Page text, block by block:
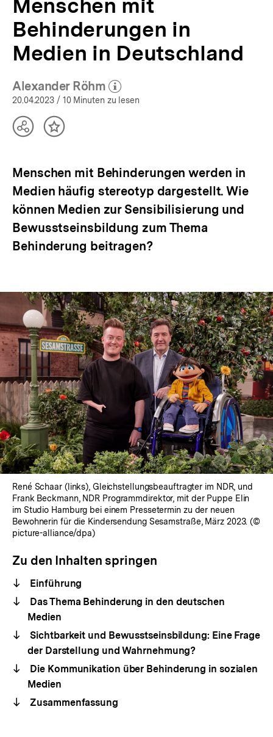
Menschen mit
Behinderungen in
Medien in Deutschland
Alexander Röhm
(Mehr zum Autor)
öffnen
20.04.2023 / 10 Minuten zu lesen
TeilenInhalt
Menschen mit Behinderungen werden in
Medien häufig stereotyp dargestellt. Wie
können Medien zur Sensibilisierung und
Bewusstseinsbildung zum Thema
Behinderung beitragen?
René Schaar (links), Gleichstellungsbeauftragter im NDR, und
Frank Beckmann, NDR Programmdirektor, mit der Puppe Elin
im Studio Hamburg bei einem Pressetermin zu der neuen
Bewohnerin für die Kindersendung Sesamstraße, März 2023. (©
picture-alliance/dpa)
Zu den Inhalten springen
Einführung
Das Thema Behinderung in den deutschen
Medien
Sichtbarkeit und Bewusstseinsbildung: Eine Frage
der Darstellung und Wahrnehmung?
Die Kommunikation über Behinderung in sozialen
Medien
Zusammenfassung